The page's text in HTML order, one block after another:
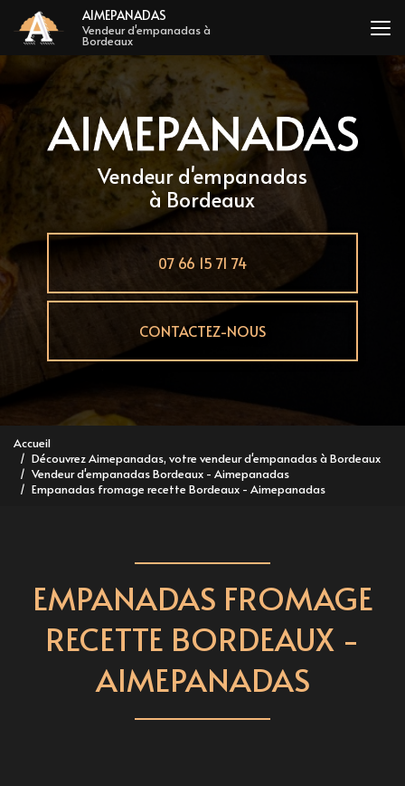
au
contenu
principal
AIMEPANADAS
Vendeur d'empanadas à
Bordeaux
Vendeur d'empanadas
à Bordeaux
07 66 15 71 74
CONTACTEZ-NOUS
Accueil
Découvrez Aimepanadas, votre vendeur d'empanadas à Bordeaux
Vendeur d'empanadas Bordeaux - Aimepanadas
Empanadas fromage recette Bordeaux - Aimepanadas
EMPANADAS FROMAGE
RECETTE BORDEAUX -
AIMEPANADAS